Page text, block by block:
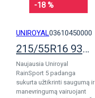
-18 %
UNIROYAL03610450000
215/55R16 93V Uniroyal RainSport 5
Naujausia Uniroyal
RainSport 5 padanga
sukurta užtikrinti saugumą ir
manevringumą vairuojant